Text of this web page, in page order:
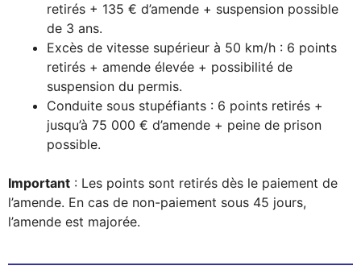
retirés + 135 € d’amende + suspension possible
de 3 ans.
Excès de vitesse supérieur à 50 km/h : 6 points
retirés + amende élevée + possibilité de
suspension du permis.
Conduite sous stupéfiants : 6 points retirés +
jusqu’à 75 000 € d’amende + peine de prison
possible.
Important : Les points sont retirés dès le paiement de
l’amende. En cas de non-paiement sous 45 jours,
l’amende est majorée.